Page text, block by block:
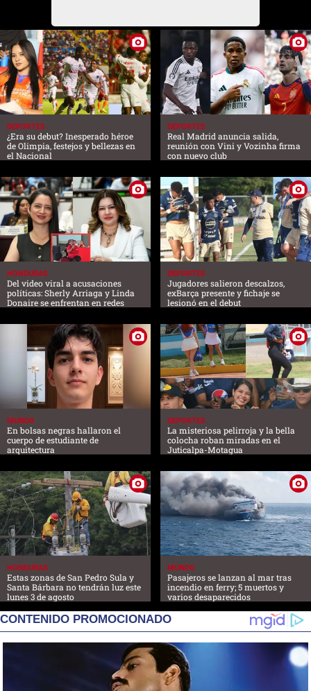
DEPORTES
¿Era su debut? Inesperado héroe
de Olimpia, festejos y bellezas en
el Nacional
DEPORTES
Real Madrid anuncia salida,
reunión con Vini y Vozinha firma
con nuevo club
HONDURAS
Del video viral a acusaciones
políticas: Sherly Arriaga y Linda
Donaire se enfrentan en redes
DEPORTES
Jugadores salieron descalzos,
exBarça presente y fichaje se
lesionó en el debut
MUNDO
En bolsas negras hallaron el
cuerpo de estudiante de
arquitectura
DEPORTES
La misteriosa pelirroja y la bella
colocha roban miradas en el
Juticalpa-Motagua
HONDURAS
Estas zonas de San Pedro Sula y
Santa Bárbara no tendrán luz este
lunes 3 de agosto
MUNDO
Pasajeros se lanzan al mar tras
incendio en ferry; 5 muertos y
varios desaparecidos
CONTENIDO PROMOCIONADO